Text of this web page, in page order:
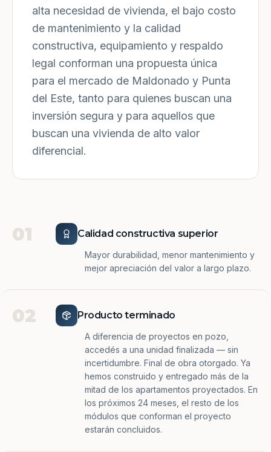
alta necesidad de vivienda, el bajo costo
de mantenimiento y la calidad
constructiva, equipamiento y respaldo
legal conforman una propuesta única
para el mercado de Maldonado y Punta
del Este, tanto para quienes buscan una
inversión segura y para aquellos que
buscan una vivienda de alto valor
diferencial.
01 Calidad constructiva superior
Mayor durabilidad, menor mantenimiento y
mejor apreciación del valor a largo plazo.
02 Producto terminado
A diferencia de proyectos en pozo,
accedés a una unidad finalizada — sin
incertidumbre. Final de obra otorgado. Ya
hemos construido y entregado más de la
mitad de los apartamentos proyectados. En
los próximos 24 meses, el resto de los
módulos que conforman el proyecto
estarán concluidos.